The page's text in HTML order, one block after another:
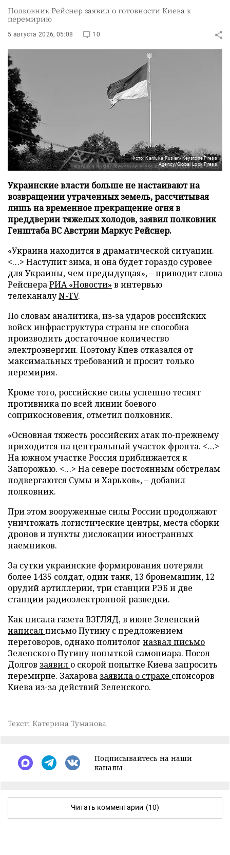
Полковник Рейснер заявил о готовности Киева к
перемирию
5 августа 2026, 05:08 10
Фото: Kaniuka Ruslan/Keystone Press
Agency/Global Look Press
Украинские власти больше не настаивают на
возвращении утраченных земель, рассчитывая
лишь на временное прекращение огня в
преддверии тяжелых холодов, заявил полковник
Генштаба ВС Австрии Маркус Рейснер.
«Украина находится в драматической ситуации.
<…> Наступит зима, и она будет гораздо суровее
для Украины, чем предыдущая», – приводит слова
РейснераРИА «Новости» в интервью
телеканалуN-TV.
По словам аналитика, из-за ударов российских
войск инфраструктура страны не способна
производить достаточное количество
электроэнергии. Поэтому Киев отказался от
максимальных требований и просит только
перемирия.
Кроме того, российские силы успешно теснят
противника по всей линии боевого
соприкосновения, отметил полковник.
«Основная тяжесть российских атак по-прежнему
приходится на центральный участок фронта. <…>
На южном участке Россия приближается к
Запорожью. <…> На севере постоянным обстрелам
подвергаются Сумы и Харьков», – добавил
полковник.
При этом вооруженные силы России продолжают
уничтожать логистические центры, места сборки
дронов и пункты дислокации иностранных
наемников.
За сутки украинские формирования потеряли
более 1435 солдат, один танк, 13 бронемашин, 12
орудий артиллерии, три станции РЭБ и две
станции радиоэлектронной разведки.
Как писала газета ВЗГЛЯД, в июне Зеленский
написалписьмо Путину с предложением
переговоров, однако политолог назвал письмо
Зеленского Путину попыткой самопиара. Посол
Долгов заявил о скорой попытке Киева запросить
перемирие. Захарова заявила о страхе спонсоров
Киева из-за действий Зеленского.
Текст: Катерина Туманова
Подписывайтесь на наши
каналы
Читать комментарии (10)